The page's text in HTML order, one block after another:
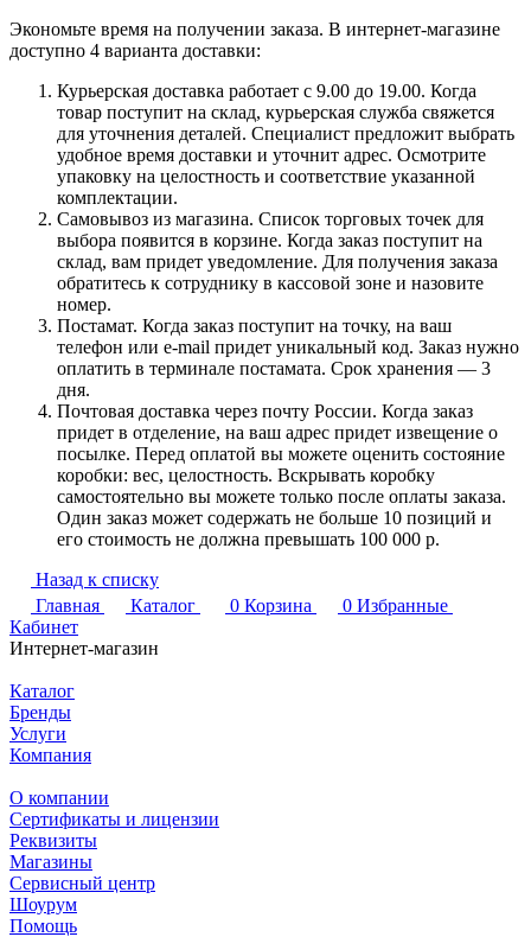
Экономьте время на получении заказа. В интернет-магазине
доступно 4 варианта доставки:
Курьерская доставка работает с 9.00 до 19.00. Когда
товар поступит на склад, курьерская служба свяжется
для уточнения деталей. Специалист предложит выбрать
удобное время доставки и уточнит адрес. Осмотрите
упаковку на целостность и соответствие указанной
комплектации.
Самовывоз из магазина. Список торговых точек для
выбора появится в корзине. Когда заказ поступит на
склад, вам придет уведомление. Для получения заказа
обратитесь к сотруднику в кассовой зоне и назовите
номер.
Постамат. Когда заказ поступит на точку, на ваш
телефон или e-mail придет уникальный код. Заказ нужно
оплатить в терминале постамата. Срок хранения — 3
дня.
Почтовая доставка через почту России. Когда заказ
придет в отделение, на ваш адрес придет извещение о
посылке. Перед оплатой вы можете оценить состояние
коробки: вес, целостность. Вскрывать коробку
самостоятельно вы можете только после оплаты заказа.
Один заказ может содержать не больше 10 позиций и
его стоимость не должна превышать 100 000 р.
Назад к списку
Главная
Каталог 0 Корзина 0 Избранные
Кабинет
Интернет-магазин
Каталог
Бренды
Услуги
Компания
О компании
Сертификаты и лицензии
Реквизиты
Магазины
Сервисный центр
Шоурум
Помощь